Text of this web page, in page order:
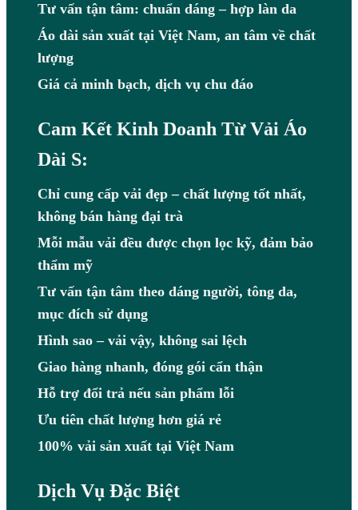
Tư vấn tận tâm: chuẩn dáng – hợp làn da
Áo dài sản xuất tại Việt Nam, an tâm về chất
lượng
Giá cả minh bạch, dịch vụ chu đáo
Cam Kết Kinh Doanh Từ Vải Áo
Dài S:
Chỉ cung cấp vải đẹp – chất lượng tốt nhất,
không bán hàng đại trà
Mỗi mẫu vải đều được chọn lọc kỹ, đảm bảo
thẩm mỹ
Tư vấn tận tâm theo dáng người, tông da,
mục đích sử dụng
Hình sao – vải vậy, không sai lệch
Giao hàng nhanh, đóng gói cẩn thận
Hỗ trợ đổi trả nếu sản phẩm lỗi
Ưu tiên chất lượng hơn giá rẻ
100% vải sản xuất tại Việt Nam
Dịch Vụ Đặc Biệt